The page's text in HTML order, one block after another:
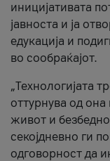
иницијативата
јавноста и ја
едукација и
во сообраќајот.
„Технологијата
оттурнува од
живот и
секојдневно ги
одговорност да